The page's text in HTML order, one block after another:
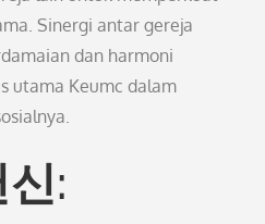
Sinergi antar gereja
dan harmoni
utama Keumc dalam
: